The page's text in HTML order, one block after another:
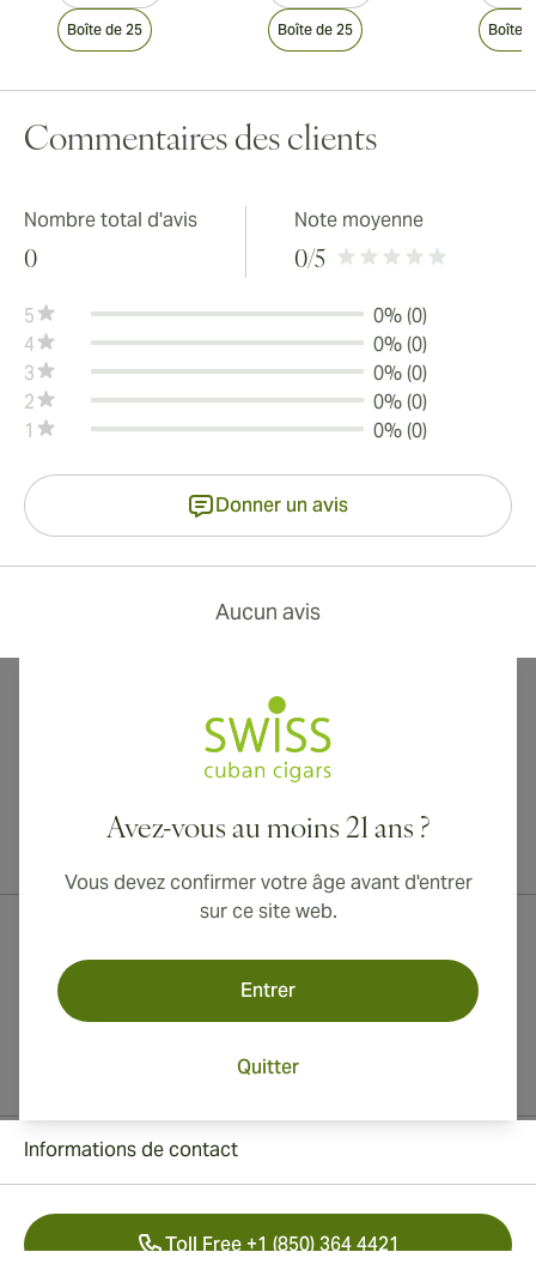
Boîte de 25 Boîte de 25 Boîte
Commentaires des clients
Nombre total d'avis
0
Note moyenne
0/5
5
0% (0)
4
0% (0)
3
0% (0)
2
0% (0)
1
0% (0)
Donner un avis
Aucun avis
Avez-vous au moins 21 ans ?
Vous devez confirmer votre âge avant d'entrer
sur ce site web.
Entrer
Quitter
Livraison internationale disponible vers le Canada, le Royaume-Uni
Informations de contact
Toll Free +1 (850) 364 4421